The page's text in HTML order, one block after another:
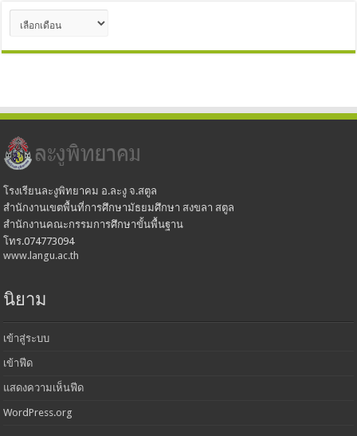
เก็บ
โรงเรียนละงูพิทยาคม อ.ละงู จ.สตูล
สำนักงานเขตพื้นที่การศึกษามัธยมศึกษา สงขลา สตูล
สำนักงานคณะกรรมการศึกษาขั้นพื้นฐาน
โทร.074773094
www.langu.ac.th
นิยาม
เข้าสู่ระบบ
เข้าฟีด
แสดงความเห็นฟีด
WordPress.org